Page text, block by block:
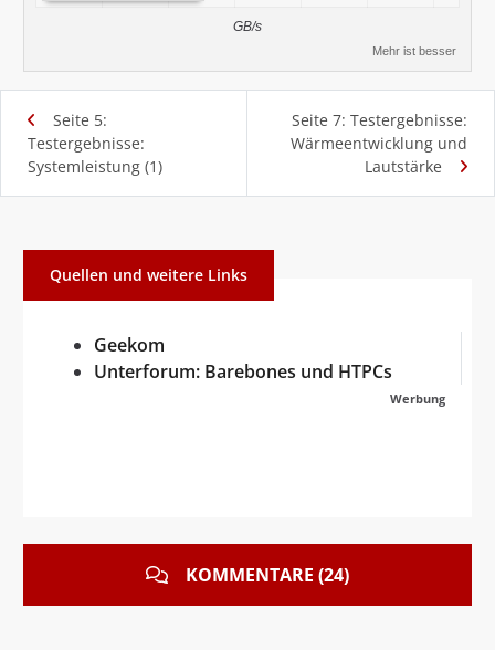
GB/s
Mehr ist besser
Seite 5:
Testergebnisse:
Systemleistung (1)
Seite 7: Testergebnisse:
Wärmeentwicklung und
Lautstärke
Quellen und weitere Links
Geekom
Unterforum: Barebones und HTPCs
Werbung
KOMMENTARE (24)